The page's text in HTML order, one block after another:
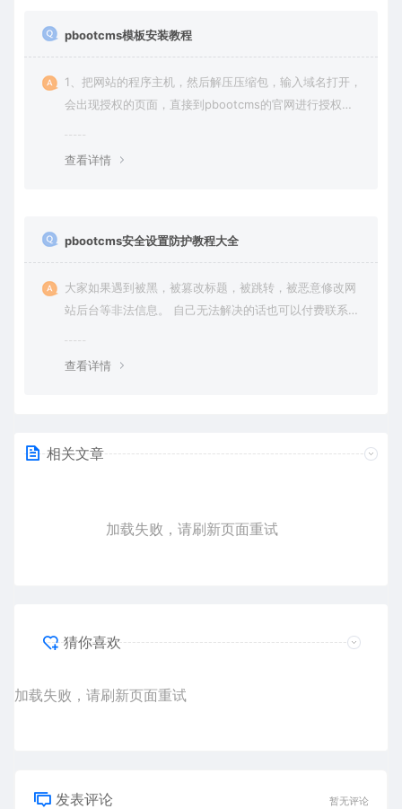
pbootcms模板安装教程
1、把网站的程序主机，然后解压压缩包，输入域名打开，
会出现授权的页面，直接到pbootcms的官网进行授权
查看详情
pbootcms安全设置防护教程大全
大家如果遇到被黑，被篡改标题，被跳转，被恶意修改网
站后台等非法信息。 自己无法解决的话也可以付费联系站
查看详情
相关文章
加载失败，请刷新页面重试
猜你喜欢
加载失败，请刷新页面重试
发表评论 暂无评论